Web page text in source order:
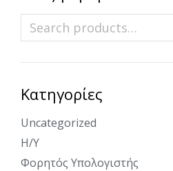
Κατηγορίες
Uncategorized
Η/Υ
Φορητός Υπολογιστής